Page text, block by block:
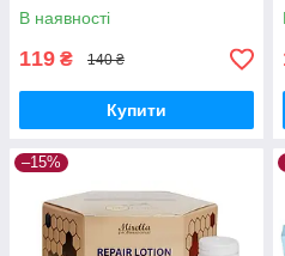
В наявності
119 ₴ 140 ₴
Купити
–15%